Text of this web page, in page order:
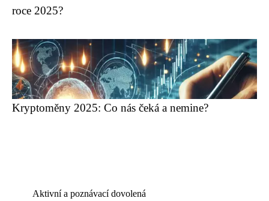
roce 2025?
Kryptoměny 2025: Co nás čeká a nemine?
Aktivní a poznávací dovolená